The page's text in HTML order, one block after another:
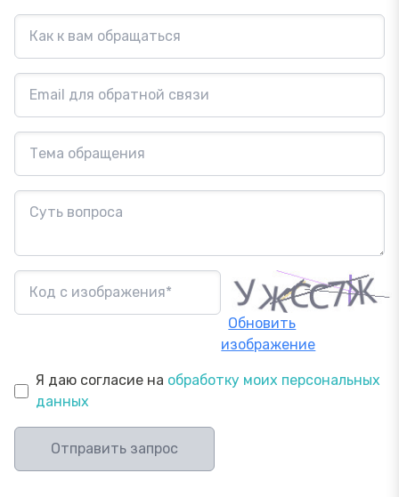
Обновить
изображение
Я даю согласие на обработку моих персональных
данных
Отправить запрос